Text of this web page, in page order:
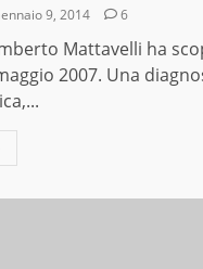
9, 2014 6
Mattavelli ha
2007. Una